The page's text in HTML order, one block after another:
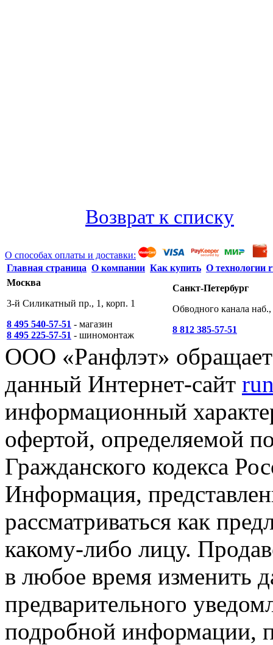
Возврат к списку
О способах оплаты и доставки:
Главная страница О компании Как купить О технологии
Москва
3-й Силикатный пр., 1, корп. 1
8 495 540-57-51 - магазин
8 495 225-57-51 - шиномонтаж
Санкт-Петербург
Обводного канала
8 812 385-57-51
ООО «Ранфлэт»
данный Интернет-сайт
информационный
офертой, определяемой
Гражданского кодекса
Информация,
рассматриваться как
какому-либо лицу.
в любое время изменить
предварительного
подробной информации,